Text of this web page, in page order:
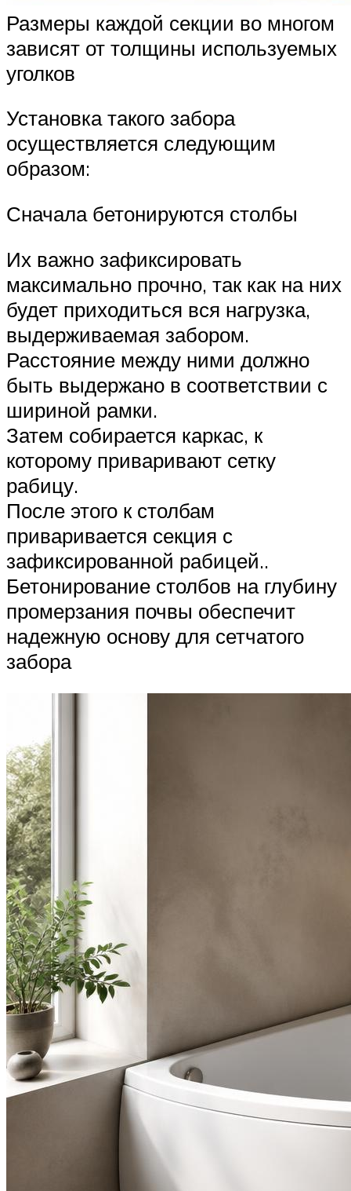
Размеры каждой секции во многом
зависят от толщины используемых
уголков
Установка такого забора
осуществляется следующим
образом:
Сначала бетонируются столбы
Их важно зафиксировать
максимально прочно, так как на них
будет приходиться вся нагрузка,
выдерживаемая забором.
Расстояние между ними должно
быть выдержано в соответствии с
шириной рамки.
Затем собирается каркас, к
которому приваривают сетку
рабицу.
После этого к столбам
приваривается секция с
зафиксированной рабицей..
Бетонирование столбов на глубину
промерзания почвы обеспечит
надежную основу для сетчатого
забора